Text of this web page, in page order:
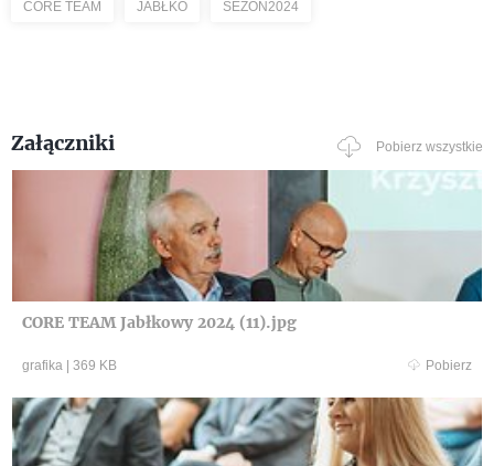
CORE TEAM JABŁKO SEZON2024
Załączniki Pobierz wszystkie
CORE TEAM Jabłkowy 2024 (11).jpg
grafika | 369 KB Pobierz